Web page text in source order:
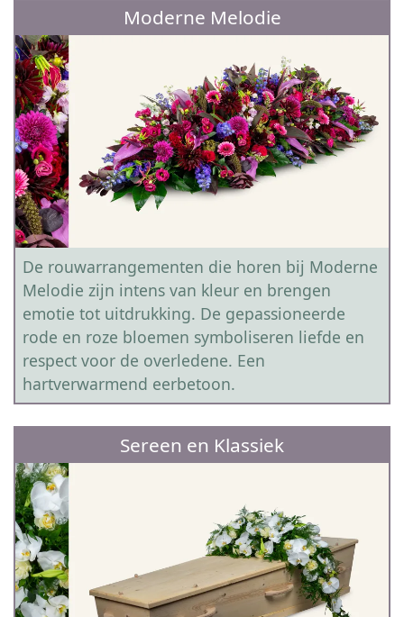
Moderne Melodie
De rouwarrangementen die horen bij Moderne
Melodie zijn intens van kleur en brengen
emotie tot uitdrukking. De gepassioneerde
rode en roze bloemen symboliseren liefde en
respect voor de overledene. Een
hartverwarmend eerbetoon.
Sereen en Klassiek